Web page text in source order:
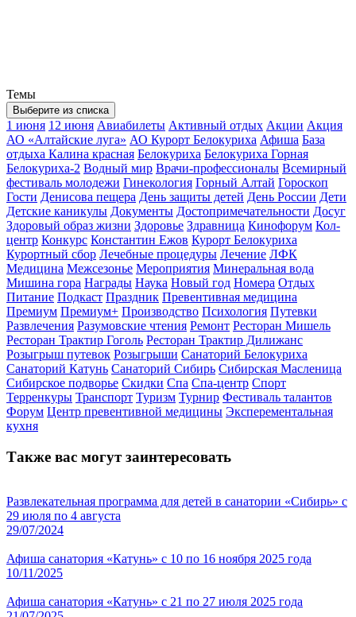
Темы
Выберите из списка
1 июня 12 июня Авиабилеты Активный отдых Акции Акция
АО «Алтайские луга» АО Курорт Белокуриха Афиша База
отдыха Калина красная Белокуриха Белокуриха Горная
Белокуриха-2 Водный мир Врачи-профессионалы Всемирный
фестиваль молодежи Гинекология Горный Алтай Гороскоп
Гости Денисова пещера День защиты детей День России Дети
Детские каникулы Документы Достопримечательности Досуг
Здоровый образ жизни Здоровье Здравница Кинофорум Кол-
центр Конкурс Константин Ежов Курорт Белокуриха
Курортный сбор Лечебные процедуры Лечение ЛФК
Медицина Межсезонье Мероприятия Минеральная вода
Мишина гора Награды Наука Новый год Номера Отдых
Питание Подкаст Праздник Превентивная медицина
Премиум Премиум+ Производство Психология Путевки
Развлечения Разумовские чтения Ремонт Ресторан Мишель
Ресторан Трактир Гоголь Ресторан Трактир Дилижанс
Розыгрыш путевок Розыгрыши Санаторий Белокуриха
Санаторий Катунь Санаторий Сибирь Сибирская Масленица
Сибирское подворье Скидки Спа Спа-центр Спорт
Терренкуры Транспорт Туризм Турнир Фестиваль талантов
Форум Центр превентивной медицины Эксперементальная
кухня
Также вас могут заинтересовать
Развлекательная программа для детей в санатории «Сибирь» с
29 июля по 4 августа
29/07/2024
Афиша санатория «Катунь» с 10 по 16 ноября 2025 года
10/11/2025
Афиша санатория «Катунь» с 21 по 27 июля 2025 года